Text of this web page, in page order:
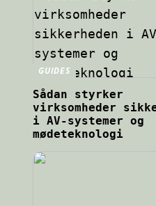
GUIDES
Sådan styrker
virksomheder
i AV-systemer og
mødeteknologi